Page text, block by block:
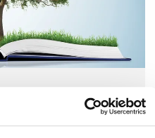
Bristande kunskap och